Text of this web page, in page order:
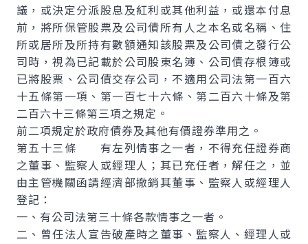
議，或決定分派股息及紅利或其他利益，或還本付息
前，將所保管股票及公司債所有人之本名或名稱、住
所或居所及所持有數額通知該股票及公司債之發行公
司時，視為已記載於公司股東名簿、公司債存根簿或
已將股票、公司債交存公司，不適用公司法第一百六
十五條第一項、第一百七十六條、第二百六十條及第
二百六十三條第三項之規定。
前二項規定於政府債券及其他有價證券準用之。
第五十三條 有左列情事之一者，不得充任證券商
之董事、監察人或經理人；其已充任者，解任之，並
由主管機關函請經濟部撤銷其董事、監察人或經理人
登記：
一、有公司法第三十條各款情事之一者。
二、曾任法人宣告破產時之董事、監察人、經理人或